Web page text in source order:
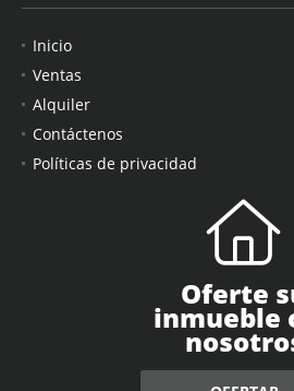
Inicio
Ventas
Alquiler
Contáctenos
Políticas de privacidad
Oferte
inmueble